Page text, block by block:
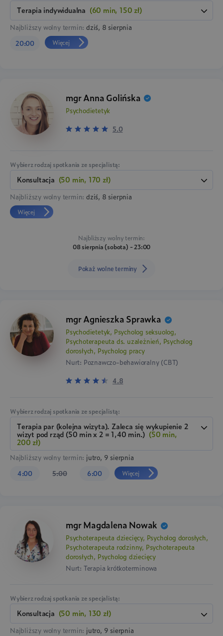
terapia indywidualna (60 min, 150 zł)
Najbliższy wolny termin:dziś, 8 sierpnia
20:00
Więcej
mgr Anna Golińska
Psychodietetyk
5.0
Wybierz rodzaj spotkania ze specjalistą:
konsultacja (50 min, 170 zł)
Najbliższy wolny termin:dziś, 8 sierpnia
Więcej
Najbliższy wolny termin:
08 sierpnia (sobota) - 23:00
Pokaż wolne terminy
mgr Agnieszka Sprawka
Psychodietetyk, Psycholog seksuolog,
Psychoterapeuta ds. uzależnień, Psycholog
dorosłych, Psycholog pracy
Nurt: Poznawczo-behawioralny (CBT)
4.8
Wybierz rodzaj spotkania ze specjalistą:
terapia par (kolejna wizyta). Zaleca się wykupienie 2
wizyt pod rząd (50 min x 2 = 1,40 min.) (50 min,
200 zł)
Najbliższy wolny termin: jutro, 9 sierpnia
4:00
5:00 6:00 Więcej
mgr Magdalena Nowak
Psychoterapeuta dziecięcy, Psycholog dorosłych,
Psychoterapeuta rodzinny, Psychoterapeuta
dorosłych, Psycholog dziecięcy
Nurt: Terapia krótkoterminowa
Wybierz rodzaj spotkania ze specjalistą:
konsultacja (50 min, 130 zł)
Najbliższy wolny termin: jutro, 9 sierpnia